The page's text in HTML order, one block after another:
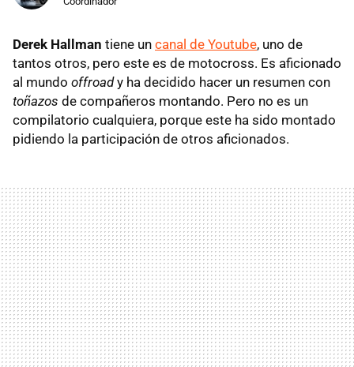
Derek Hallman tiene un canal de Youtube, uno de
tantos otros, pero este es de motocross. Es aficionado
al mundo offroady ha decidido hacer un resumen con
toñazos de compañeros montando. Pero no es un
compilatorio cualquiera, porque este ha sido montado
pidiendo la participación de otros aficionados.